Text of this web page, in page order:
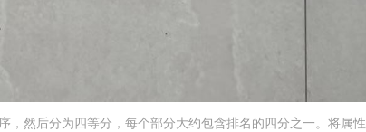
后分为四等分，每个部分大约包含排名的四分之一。将属性